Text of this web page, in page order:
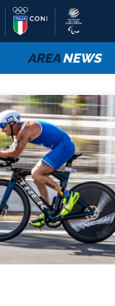
AREANEWS